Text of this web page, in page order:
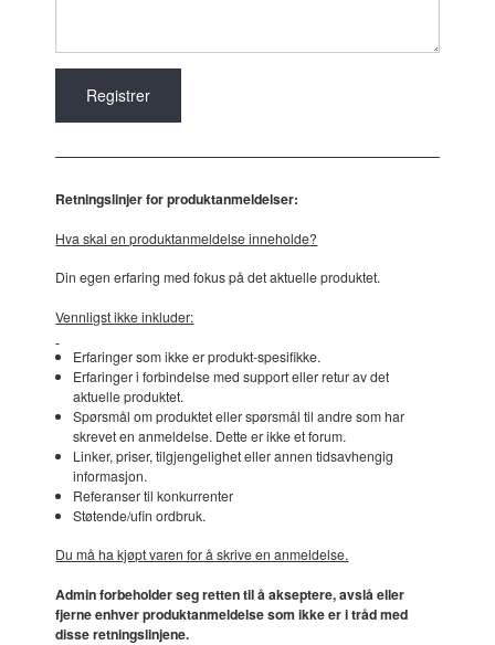
Retningslinjer for produktanmeldelser:
Hva skal en produktanmeldelse inneholde?
Din egen erfaring med fokus på det aktuelle produktet.
Vennligst ikke inkluder:
Erfaringer som ikke er produkt-spesifikke.
Erfaringer i forbindelse med support eller retur av det
aktuelle produktet.
Spørsmål om produktet eller spørsmål til andre som har
skrevet en anmeldelse. Dette er ikke et forum.
Linker, priser, tilgjengelighet eller annen tidsavhengig
informasjon.
Referanser til konkurrenter
Støtende/ufin ordbruk.
Du må ha kjøpt varen for å skrive en anmeldelse.
Admin forbeholder seg retten til å akseptere, avslå eller
fjerne enhver produktanmeldelse som ikke er i tråd med
disse retningslinjene.